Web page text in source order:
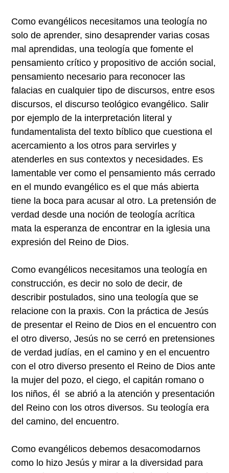
Como evangélicos necesitamos una teología no
solo de aprender, sino desaprender varias cosas
mal aprendidas, una teología que fomente el
pensamiento crítico y propositivo de acción social,
pensamiento necesario para reconocer las
falacias en cualquier tipo de discursos, entre esos
discursos, el discurso teológico evangélico. Salir
por ejemplo de la interpretación literal y
fundamentalista del texto bíblico que cuestiona el
acercamiento a los otros para servirles y
atenderles en sus contextos y necesidades. Es
lamentable ver como el pensamiento más cerrado
en el mundo evangélico es el que más abierta
tiene la boca para acusar al otro. La pretensión de
verdad desde una noción de teología acrítica
mata la esperanza de encontrar en la iglesia una
expresión del Reino de Dios.
Como evangélicos necesitamos una teología en
construcción, es decir no solo de decir, de
describir postulados, sino una teología que se
relacione con la praxis. Con la práctica de Jesús
de presentar el Reino de Dios en el encuentro con
el otro diverso, Jesús no se cerró en pretensiones
de verdad judías, en el camino y en el encuentro
con el otro diverso presento el Reino de Dios ante
la mujer del pozo, el ciego, el capitán romano o
los niños, él se abrió a la atención y presentación
del Reino con los otros diversos. Su teología era
del camino, del encuentro.
Como evangélicos debemos desacomodarnos
como lo hizo Jesús y mirar a la diversidad para